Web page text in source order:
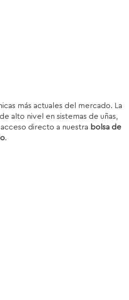
más actuales del mercado. La
alto nivel en sistemas de uñas,
directo a nuestra bolsa de
.